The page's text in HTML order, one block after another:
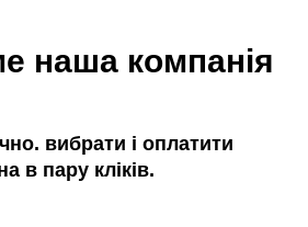
наша компанія
вибрати і оплатити
в пару кліків.